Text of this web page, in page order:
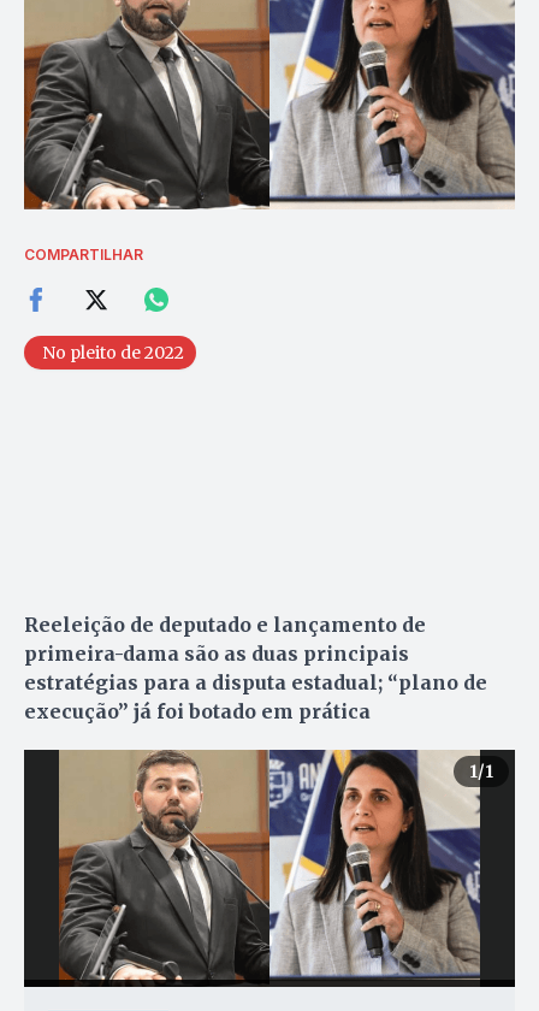
COMPARTILHAR
No pleito de 2022
Reeleição de deputado e lançamento de
primeira-dama são as duas principais
estratégias para a disputa estadual; “plano de
execução” já foi botado em prática
1/1